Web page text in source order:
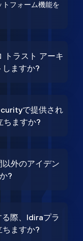
フォーム機能を
トラスト アーキ
しますか?
で提供され
ちますか?
外のアイデン
?
際、Idiraプラ
ちますか?